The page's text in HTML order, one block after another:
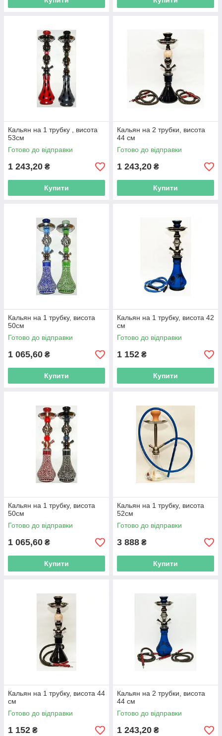
Кальян на 1 трубку , висота
53см
Готово до відправки
1 243,20 ₴
Купити
Кальян на 2 трубки, висота
44 см
Готово до відправки
1 243,20 ₴
Купити
Кальян на 1 трубку, висота
50см
Готово до відправки
1 065,60 ₴
Купити
Кальян на 1 трубку, висота 42
см
Готово до відправки
1 152 ₴
Купити
Кальян на 1 трубку, висота
50см
Готово до відправки
1 065,60 ₴
Купити
Кальян на 1 трубку, висота
52см
Готово до відправки
3 888 ₴
Купити
Кальян на 1 трубку, висота 44
см
Готово до відправки
1 152 ₴
Кальян на 2 трубки, висота
44 см
Готово до відправки
1 243,20 ₴